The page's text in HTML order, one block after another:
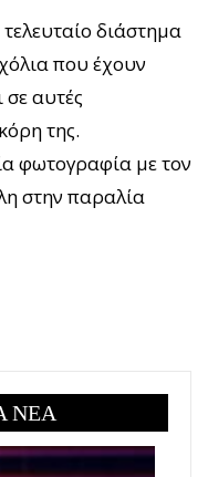
διάστημα
που έχουν
σε αυτές
της.
φωτογραφία με τον
στην παραλία
ΝΕΑ